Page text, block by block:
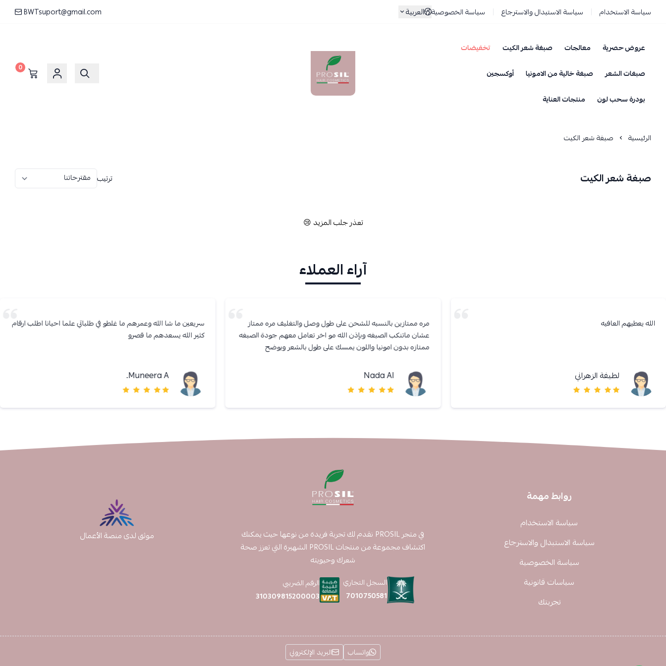
سياسة الاستخدام سياسة الاستبدال والاسترجاع سياسة الخصوصية العربية BWTsuport@gmail.com
عروض حصرية معالجات صبغة شعر الكيت
تخفيضات
صبغات الشعر
صبغة خالية من الامونيا
أوكسجين
بودرة سحب لون
منتجات العناية
بروسيل
0
الرئيسية صبغة شعر الكيت
صبغة شعر الكيت ترتيب
تعذر جلب المزيد 😢
آراء العملاء
الله يعطيهم العافيه
لطيفة الزهراني
مره ممتازين بالنسبه للشحن على طول وصل والتغليف مره ممتاز
عشان ماتنكب الصبغه وبإذن الله مو اخر تعامل معهم جودة الصبغه
ممتازه بدون امونيا واللون يمسك على طول بالشعر ويوضح
Nada Al
سريعين ما شا الله وعمرهم ما غلطو في طلباتي علما احيانا اطلب ارقام
كثير الله يسعدهم ما قصرو
Muneera A.
روابط مهمة
سياسة الاستخدام
سياسة الاستبدال والاسترجاع
سياسة الخصوصية
سياسات قانونية
تجربتك
في متجر PROSIL نقدم لك تجربة فريدة من نوعها حيث يمكنك
اكتشاف مجموعة من منتجات PROSIL الشهيرة التي تعزز صحة
شعرك وحيويته
السجل التجاري
7010750581
الرقم الضريبي
310309815200003
موثق لدى منصة الأعمال
واتساب البريد الإلكتروني